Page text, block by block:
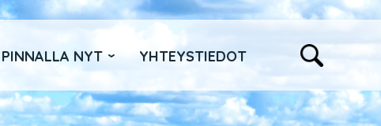
PINNALLA NYT YHTEYSTIEDOT